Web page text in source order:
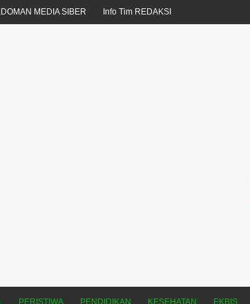
MEDIA SIBER Info Tim REDAKSI
PERISTIWA PENDIDIKAN KESEHATAN EKBIS